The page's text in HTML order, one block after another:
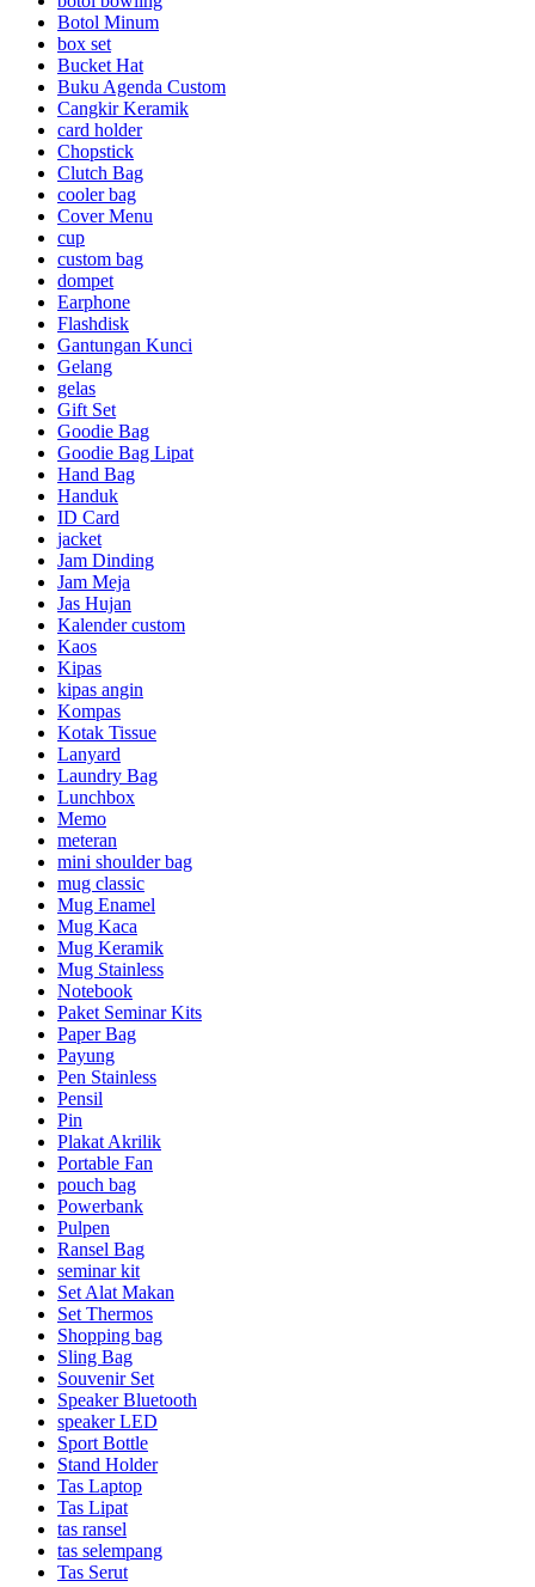
Botol Minum
box set
Bucket Hat
Buku Agenda Custom
Cangkir Keramik
card holder
Chopstick
Clutch Bag
cooler bag
Cover Menu
cup
custom bag
dompet
Earphone
Flashdisk
Gantungan Kunci
Gelang
gelas
Gift Set
Goodie Bag
Goodie Bag Lipat
Hand Bag
Handuk
ID Card
jacket
Jam Dinding
Jam Meja
Jas Hujan
Kalender custom
Kaos
Kipas
kipas angin
Kompas
Kotak Tissue
Lanyard
Laundry Bag
Lunchbox
Memo
meteran
mini shoulder bag
mug classic
Mug Enamel
Mug Kaca
Mug Keramik
Mug Stainless
Notebook
Paket Seminar Kits
Paper Bag
Payung
Pen Stainless
Pensil
Pin
Plakat Akrilik
Portable Fan
pouch bag
Powerbank
Pulpen
Ransel Bag
seminar kit
Set Alat Makan
Set Thermos
Shopping bag
Sling Bag
Souvenir Set
Speaker Bluetooth
speaker LED
Sport Bottle
Stand Holder
Tas Laptop
Tas Lipat
tas ransel
tas selempang
Tas Serut